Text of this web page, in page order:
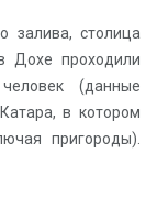
залива, столица
Дохе проходили
(данные
в котором
пригороды).